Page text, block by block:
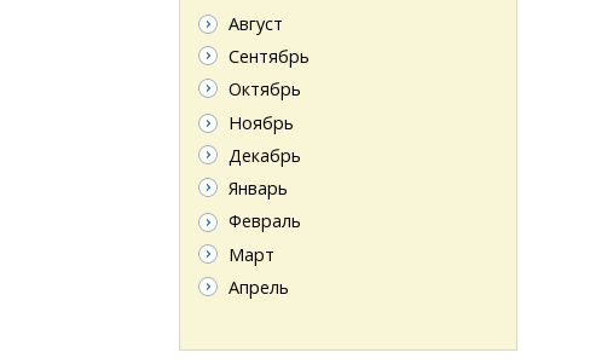
Август
Сентябрь
Октябрь
Ноябрь
Декабрь
Январь
Февраль
Март
Апрель